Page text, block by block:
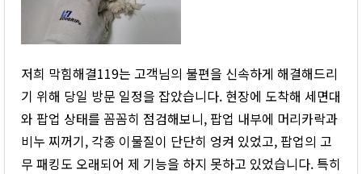
저희 막힘해결119는 고객님의 불편을 신속하게 해결해드리
기 위해 당일 방문 일정을 잡았습니다. 현장에 도착해 세면대
와 팝업 상태를 꼼꼼히 점검해보니, 팝업 내부에 머리카락과
비누 찌꺼기, 각종 이물질이 단단히 엉켜 있었고, 팝업의 고
무 패킹도 오래되어 제 기능을 하지 못하고 있었습니다. 특히